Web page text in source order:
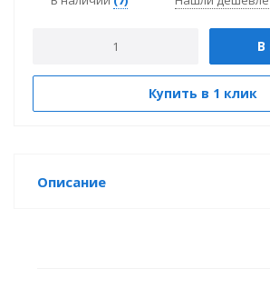
В
Купить в 1 клик
Описание